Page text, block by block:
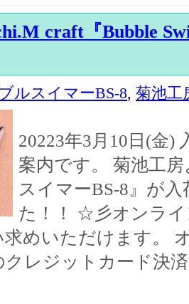
craft『Bubble
ルスイマーBS-8, 菊池工
20223年3月10日(金)
案内です。 菊池工
スイマーBS-8』が
た！！ ☆彡オンラ
求めいただけます。
クレジットカード決